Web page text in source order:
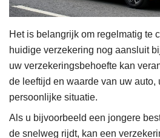
Het is belangrijk om regelmatig te
huidige verzekering nog aansluit
uw verzekeringsbehoefte kan
de leeftijd en waarde van uw auto,
persoonlijke situatie.
Als u bijvoorbeeld een jongere
de snelweg rijdt, kan een